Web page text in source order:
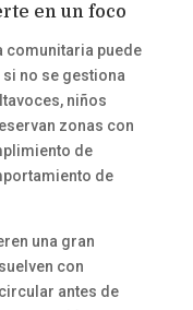
en un foco
comunitaria puede
no se gestiona
niños
zonas con
de
de
una gran
con
antes de